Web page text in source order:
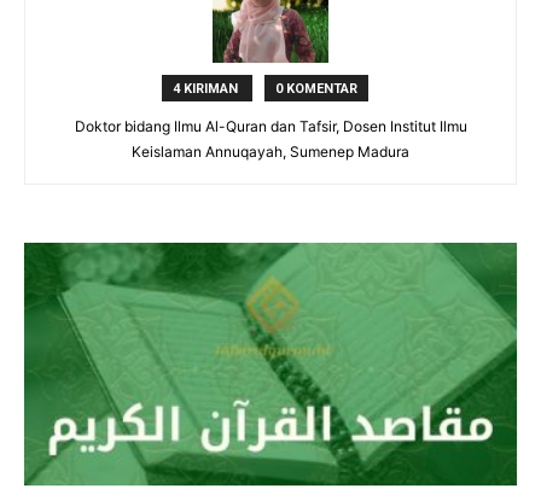
4 KIRIMAN 0 KOMENTAR
Doktor bidang Ilmu Al-Quran dan Tafsir, Dosen Institut Ilmu
Keislaman Annuqayah, Sumenep Madura